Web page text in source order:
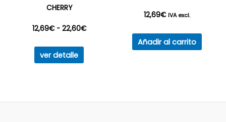
CHERRY
12,69€ - 22,60€Rango
ver detalle
Este
producto
variantes.
12,69€ IVA excl.
Añadir al carrito